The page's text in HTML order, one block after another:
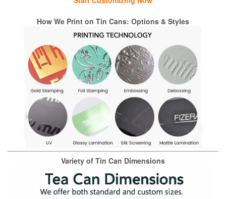
How We Print on Tin Cans: Options & Styles
Variety of Tin Can Dimensions